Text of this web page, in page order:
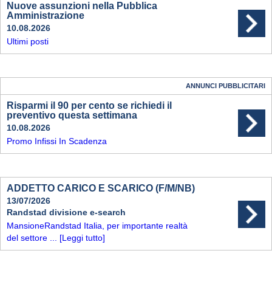
Nuove assunzioni nella Pubblica
Amministrazione
10.08.2026
Ultimi posti
ANNUNCI PUBBLICITARI
Risparmi il 90 per cento se richiedi il
preventivo questa settimana
10.08.2026
Promo Infissi In Scadenza
ADDETTO CARICO E SCARICO (F/M/NB)
13/07/2026
Randstad divisione e-search
MansioneRandstad Italia, per importante realtà
del settore ... [Leggi tutto]